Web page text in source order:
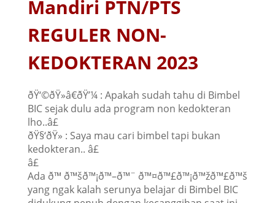
Mandiri PTN/PTS
REGULER NON-
KEDOKTERAN 2023
ðŸ‘©ðŸ»â€ðŸ’¼ : Apakah sudah tahu di Bimbel
BIC sejak dulu ada program non kedokteran
lho..â£
ðŸ§‘ðŸ» : Saya mau cari bimbel tapi bukan
kedokteran.. â£
â£
Ada ð™ ð™šð™¡ð™–ð™¨ ð™¤ð™£ð™¡ð™žð™£ð™š
yang ngak kalah serunya belajar di Bimbel BIC